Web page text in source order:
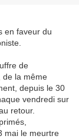
en faveur du
de
de la même
depuis le 30
vendredi sur
retour.
mai le meurtre